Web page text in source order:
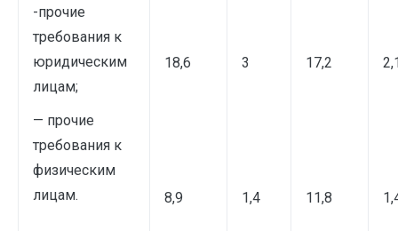
-прочие
требования к
юридическим
лицам;
— прочие
требования к
физическим
лицам.
18,6
8,9
3
1,4
17,2
11,8